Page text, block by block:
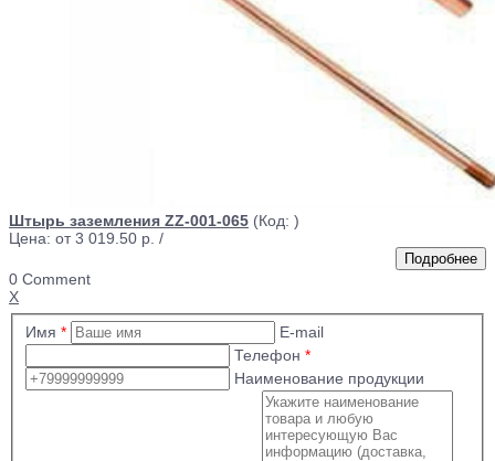
Штырь заземления ZZ-001-065 (Код: )
Цена: от3 019.50 р. /
0 Comment
X
Имя *
E-mail
Телефон *
Наименование продукции